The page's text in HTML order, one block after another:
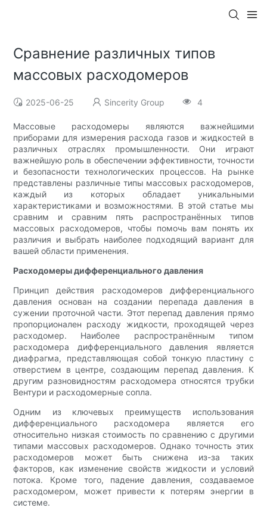
Сравнение различных типов
массовых расходомеров
2025-06-25 Sincerity Group 4
Массовые расходомеры являются важнейшими
приборами для измерения расхода газов и жидкостей в
различных отраслях промышленности. Они играют
важнейшую роль в обеспечении эффективности, точности
и безопасности технологических процессов. На рынке
представлены различные типы массовых расходомеров,
каждый из которых обладает уникальными
характеристиками и возможностями. В этой статье мы
сравним и сравним пять распространённых типов
массовых расходомеров, чтобы помочь вам понять их
различия и выбрать наиболее подходящий вариант для
вашей области применения.
Расходомеры дифференциального давления
Принцип действия расходомеров дифференциального
давления основан на создании перепада давления в
сужении проточной части. Этот перепад давления прямо
пропорционален расходу жидкости, проходящей через
расходомер. Наиболее распространённым типом
расходомера дифференциального давления является
диафрагма, представляющая собой тонкую пластину с
отверстием в центре, создающим перепад давления. К
другим разновидностям расходомера относятся трубки
Вентури и расходомерные сопла.
Одним из ключевых преимуществ использования
дифференциального расходомера является его
относительно низкая стоимость по сравнению с другими
типами массовых расходомеров. Однако точность этих
расходомеров может быть снижена из-за таких
факторов, как изменение свойств жидкости и условий
потока. Кроме того, падение давления, создаваемое
расходомером, может привести к потерям энергии в
системе.